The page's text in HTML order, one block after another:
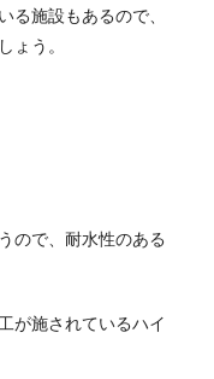
る施設もあるので、
ょう。
ので、耐水性のある
が施されているハイ